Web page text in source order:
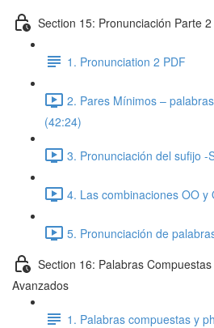
Section 15: Pronunciación Parte 2
1. Pronunciation 2 PDF
2. Pares Mínimos –
(42:24)
3. Pronunciación del sufijo -
4. Las combinaciones OO y
5. Pronunciación de
Section 16: Palabras
Avanzados
1. Palabras compuestas y